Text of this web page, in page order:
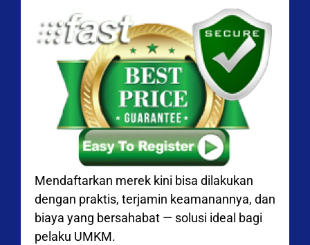
Mendaftarkan merek kini bisa dilakukan
dengan praktis, terjamin keamanannya, dan
biaya yang bersahabat — solusi ideal bagi
pelaku UMKM.